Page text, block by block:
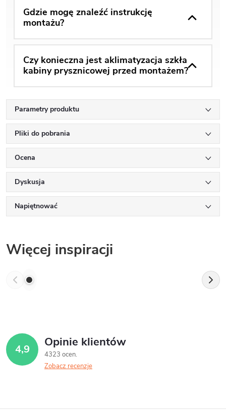
Gdzie mogę znaleźć instrukcję
montażu?
Czy konieczna jest aklimatyzacja szkła
kabiny prysznicowej przed montażem?
Parametry produktu
Pliki do pobrania
Ocena
Dyskusja
Napiętnować
Więcej inspiracji
4,9 Opinie klientów
4323 ocen
Zobacz recenzje